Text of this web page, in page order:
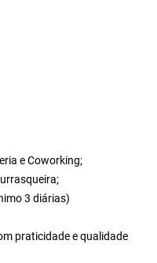
e Coworking;
3 diárias)
praticidade e qualidade